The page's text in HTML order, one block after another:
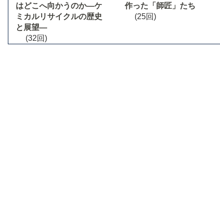
はどこへ向かうのか―ケ
ミカルリサイクルの歴史
と展望―
(32回)
作った「師匠」たち
(25回)